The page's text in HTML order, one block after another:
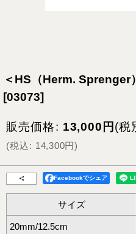
＜HS（Herm. Sprenger
[03073]
販売価格: 13,000 円 (税
(税込: 14,300円)
Facebookでシェア
サイズ
20mm/12.5cm